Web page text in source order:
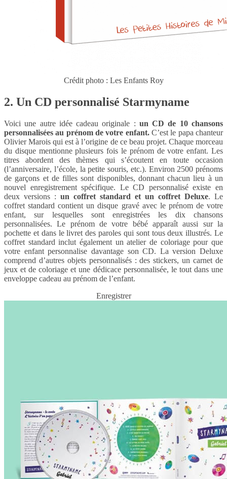
Crédit photo : Les Enfants Roy
2. Un CD personnalisé Starmyname
Voici une autre idée cadeau originale : un CD de 10 chansons
personnalisées au prénom de votre enfant.C’est le papa chanteur
Olivier Marois qui est à l’origine de ce beau projet. Chaque morceau
du disque mentionne plusieurs fois le prénom de votre enfant. Les
titres abordent des thèmes qui s’écoutent en toute occasion
(l’anniversaire, l’école, la petite souris, etc.). Environ 2500 prénoms
de garçons et de filles sont disponibles, donnant chacun lieu à un
nouvel enregistrement spécifique. Le CD personnalisé existe en
deux versions : un coffret standard et un coffret Deluxe. Le
coffret standard contient un disque gravé avec le prénom de votre
enfant, sur lesquelles sont enregistrées les dix chansons
personnalisées. Le prénom de votre bébé apparaît aussi sur la
pochette et dans le livret des paroles qui sont tous deux illustrés. Le
coffret standard inclut également un atelier de coloriage pour que
votre enfant personnalise davantage son CD. La version Deluxe
comprend d’autres objets personnalisés : des stickers, un carnet de
jeux et de coloriage et une dédicace personnalisée, le tout dans une
enveloppe cadeau au prénom de l’enfant.
Enregistrer